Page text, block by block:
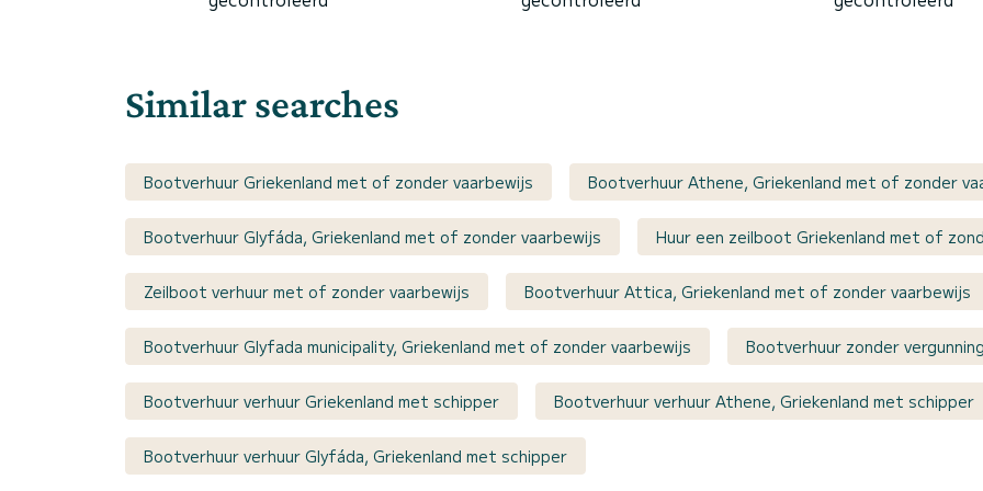
Similar searches
Bootverhuur Griekenland met of zonder vaarbewijs Bootverhuur Athene, Griekenland met of zonder
Bootverhuur Glyfáda, Griekenland met of zonder vaarbewijs Huur een zeilboot Griekenland met of
Zeilboot verhuur met of zonder vaarbewijs Bootverhuur Attica, Griekenland met of zonder vaarbewijs
Bootverhuur Glyfada municipality, Griekenland met of zonder vaarbewijs Bootverhuur zonder vergunning
Bootverhuur verhuur Griekenland met schipper Bootverhuur verhuur Athene, Griekenland met schipper
Bootverhuur verhuur Glyfáda, Griekenland met schipper